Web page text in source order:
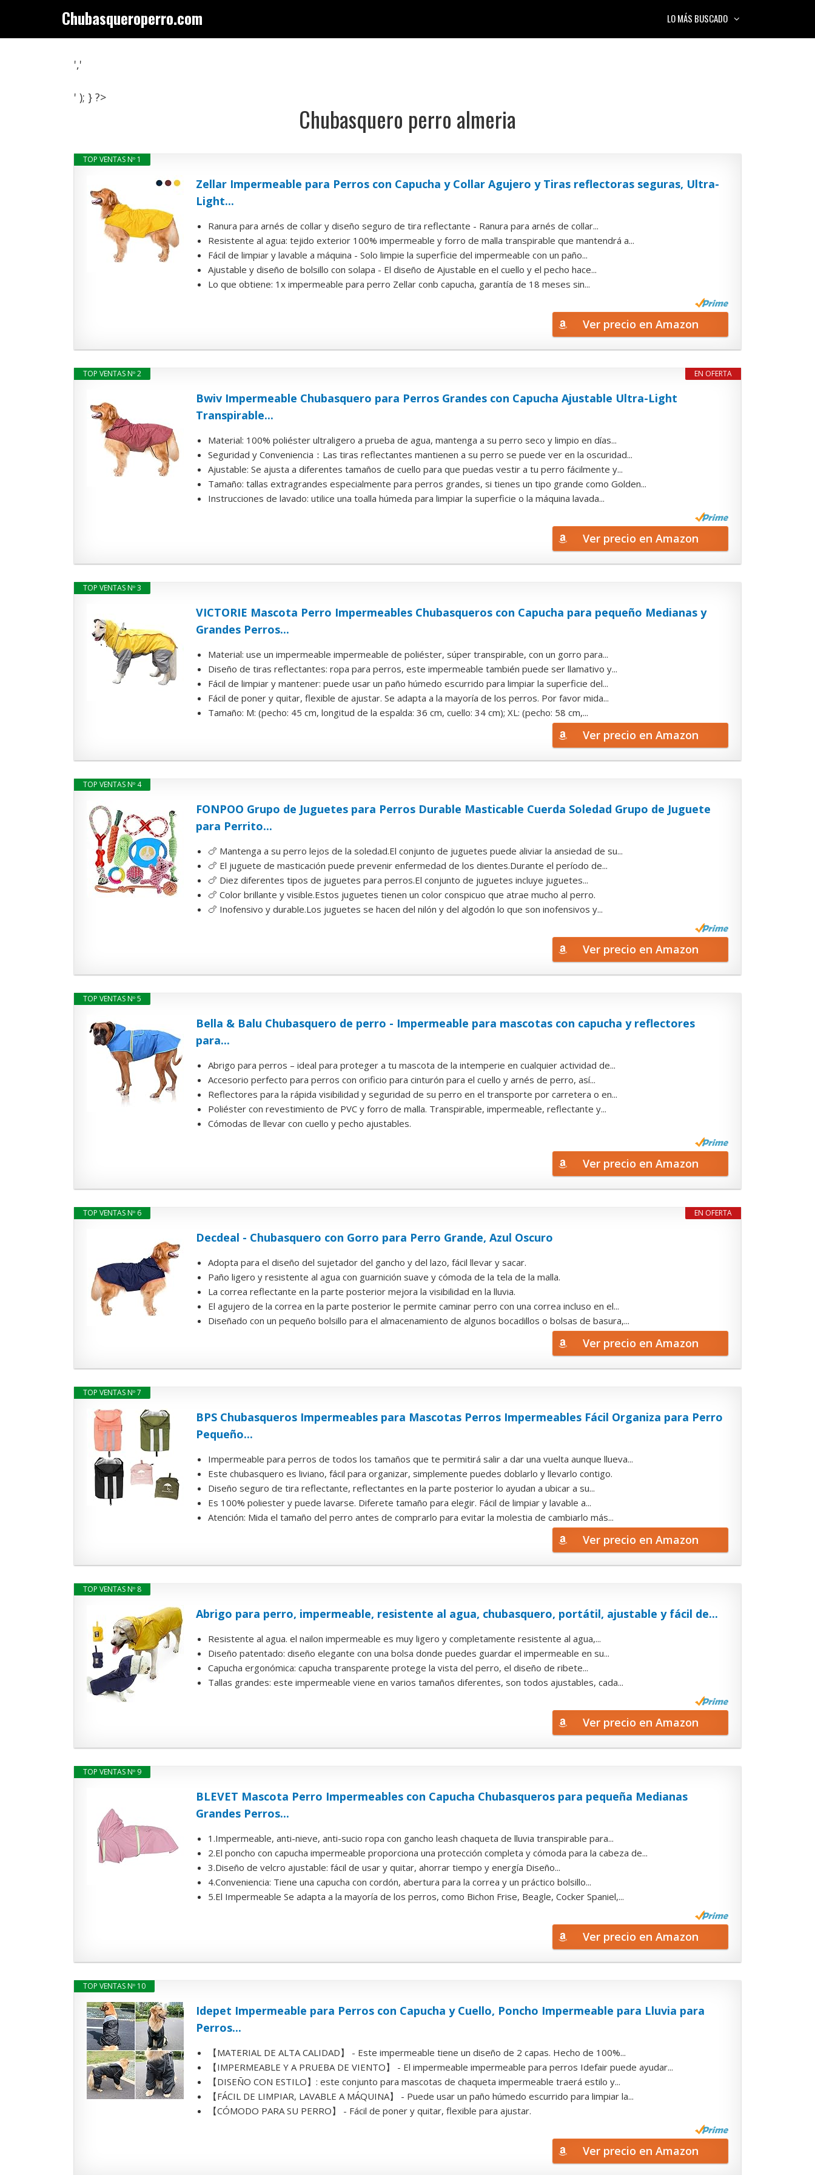
contenido
Chubasqueroperro.com LO MÁS BUSCADO
','
' ); } ?>
Chubasquero perro almeria
TOP VENTAS Nº 1
Zellar Impermeable para Perros con Capucha y Collar Agujero y Tiras reflectoras seguras, Ultra-
Light...
Ranura para arnés de collar y diseño seguro de tira reflectante - Ranura para arnés de collar...
Resistente al agua: tejido exterior 100% impermeable y forro de malla transpirable que mantendrá a...
Fácil de limpiar y lavable a máquina - Solo limpie la superficie del impermeable con un paño...
Ajustable y diseño de bolsillo con solapa - El diseño de Ajustable en el cuello y el pecho hace...
Lo que obtiene: 1x impermeable para perro Zellar conb capucha, garantía de 18 meses sin...
Ver precio en Amazon
EN OFERTA
TOP VENTAS Nº 2
Bwiv Impermeable Chubasquero para Perros Grandes con Capucha Ajustable Ultra-Light
Transpirable...
Material: 100% poliéster ultraligero a prueba de agua, mantenga a su perro seco y limpio en días...
Seguridad y Conveniencia：Las tiras reflectantes mantienen a su perro se puede ver en la oscuridad...
Ajustable: Se ajusta a diferentes tamaños de cuello para que puedas vestir a tu perro fácilmente y...
Tamaño: tallas extragrandes especialmente para perros grandes, si tienes un tipo grande como Golden...
Instrucciones de lavado: utilice una toalla húmeda para limpiar la superficie o la máquina lavada...
Ver precio en Amazon
TOP VENTAS Nº 3
VICTORIE Mascota Perro Impermeables Chubasqueros con Capucha para pequeño Medianas y
Grandes Perros...
Material: use un impermeable impermeable de poliéster, súper transpirable, con un gorro para...
Diseño de tiras reflectantes: ropa para perros, este impermeable también puede ser llamativo y...
Fácil de limpiar y mantener: puede usar un paño húmedo escurrido para limpiar la superficie del...
Fácil de poner y quitar, flexible de ajustar. Se adapta a la mayoría de los perros. Por favor mida...
Tamaño: M: (pecho: 45 cm, longitud de la espalda: 36 cm, cuello: 34 cm); XL: (pecho: 58 cm,...
Ver precio en Amazon
TOP VENTAS Nº 4
FONPOO Grupo de Juguetes para Perros Durable Masticable Cuerda Soledad Grupo de Juguete
para Perrito...
🍗 Mantenga a su perro lejos de la soledad.El conjunto de juguetes puede aliviar la ansiedad de su...
🍗 El juguete de masticación puede prevenir enfermedad de los dientes.Durante el período de...
🍗 Diez diferentes tipos de juguetes para perros.El conjunto de juguetes incluye juguetes...
🍗 Color brillante y visible.Estos juguetes tienen un color conspicuo que atrae mucho al perro.
🍗 Inofensivo y durable.Los juguetes se hacen del nilón y del algodón lo que son inofensivos y...
Ver precio en Amazon
TOP VENTAS Nº 5
Bella & Balu Chubasquero de perro - Impermeable para mascotas con capucha y reflectores
para...
Abrigo para perros – ideal para proteger a tu mascota de la intemperie en cualquier actividad de...
Accesorio perfecto para perros con orificio para cinturón para el cuello y arnés de perro, así...
Reflectores para la rápida visibilidad y seguridad de su perro en el transporte por carretera o en...
Poliéster con revestimiento de PVC y forro de malla. Transpirable, impermeable, reflectante y...
Cómodas de llevar con cuello y pecho ajustables.
Ver precio en Amazon
EN OFERTA
TOP VENTAS Nº 6
Decdeal - Chubasquero con Gorro para Perro Grande, Azul Oscuro
Adopta para el diseño del sujetador del gancho y del lazo, fácil llevar y sacar.
Paño ligero y resistente al agua con guarnición suave y cómoda de la tela de la malla.
La correa reflectante en la parte posterior mejora la visibilidad en la lluvia.
El agujero de la correa en la parte posterior le permite caminar perro con una correa incluso en el...
Diseñado con un pequeño bolsillo para el almacenamiento de algunos bocadillos o bolsas de basura,...
Ver precio en Amazon
TOP VENTAS Nº 7
BPS Chubasqueros Impermeables para Mascotas Perros Impermeables Fácil Organiza para Perro
Pequeño...
Impermeable para perros de todos los tamaños que te permitirá salir a dar una vuelta aunque llueva...
Este chubasquero es liviano, fácil para organizar, simplemente puedes doblarlo y llevarlo contigo.
Diseño seguro de tira reflectante, reflectantes en la parte posterior lo ayudan a ubicar a su...
Es 100% poliester y puede lavarse. Diferete tamaño para elegir. Fácil de limpiar y lavable a...
Atención: Mida el tamaño del perro antes de comprarlo para evitar la molestia de cambiarlo más...
Ver precio en Amazon
TOP VENTAS Nº 8
Abrigo para perro, impermeable, resistente al agua, chubasquero, portátil, ajustable y fácil de...
Resistente al agua. el nailon impermeable es muy ligero y completamente resistente al agua,...
Diseño patentado: diseño elegante con una bolsa donde puedes guardar el impermeable en su...
Capucha ergonómica: capucha transparente protege la vista del perro, el diseño de ribete...
Tallas grandes: este impermeable viene en varios tamaños diferentes, son todos ajustables, cada...
Ver precio en Amazon
TOP VENTAS Nº 9
BLEVET Mascota Perro Impermeables con Capucha Chubasqueros para pequeña Medianas
Grandes Perros...
1.Impermeable, anti-nieve, anti-sucio ropa con gancho leash chaqueta de lluvia transpirable para...
2.El poncho con capucha impermeable proporciona una protección completa y cómoda para la cabeza de...
3.Diseño de velcro ajustable: fácil de usar y quitar, ahorrar tiempo y energía Diseño...
4.Conveniencia: Tiene una capucha con cordón, abertura para la correa y un práctico bolsillo...
5.El Impermeable Se adapta a la mayoría de los perros, como Bichon Frise, Beagle, Cocker Spaniel,...
Ver precio en Amazon
TOP VENTAS Nº 10
Idepet Impermeable para Perros con Capucha y Cuello, Poncho Impermeable para Lluvia para
Perros...
【MATERIAL DE ALTA CALIDAD】 - Este impermeable tiene un diseño de 2 capas. Hecho de 100%...
【IMPERMEABLE Y A PRUEBA DE VIENTO】 - El impermeable impermeable para perros Idefair puede ayudar...
【DISEÑO CON ESTILO】: este conjunto para mascotas de chaqueta impermeable traerá estilo y...
【FÁCIL DE LIMPIAR, LAVABLE A MÁQUINA】 - Puede usar un paño húmedo escurrido para limpiar la...
【CÓMODO PARA SU PERRO】 - Fácil de poner y quitar, flexible para ajustar.
Ver precio en Amazon